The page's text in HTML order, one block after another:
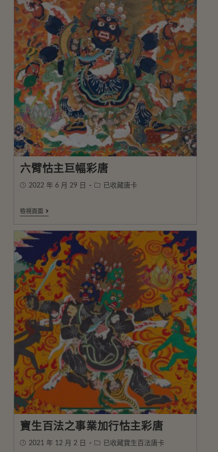
六臂怙主巨幅彩唐
2022 年 6 月 29 日 已收藏唐卡
檢視頁面
寶生百法之事業加行怙主彩唐
2021 年 12 月 2 日 已收藏寶生百法唐卡